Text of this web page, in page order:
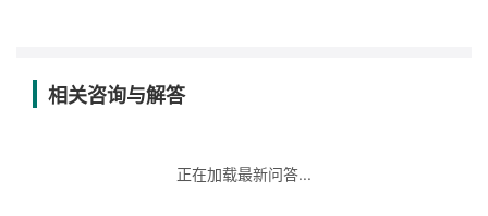
相关咨询与解答
正在加载最新问答...